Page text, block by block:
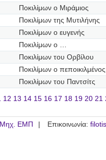
Ποκιλίμων ο Μιράμιος
Ποκιλίμων της Μυτιλήνης
Ποκιλίμων ο ευγενής
Ποκιλίμων ο …
Ποκιλίμων του Ορβίλου
Ποκιλίμων ο πεποικιλμένος
Ποκιλίμων του Παντσίτς
12 13 14 15 16 17 18 19 20 21
ΕΜΠ Επικοινωνία: